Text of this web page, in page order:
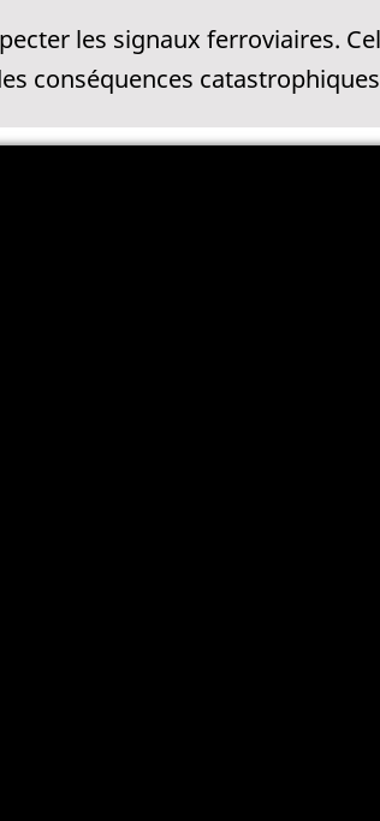
les signaux ferroviaires.
conséquences